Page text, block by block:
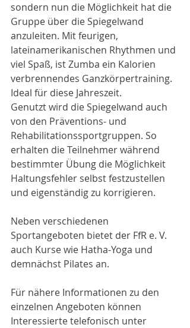
sondern nun die Möglichkeit hat die
Gruppe über die Spiegelwand
anzuleiten. Mit feurigen,
lateinamerikanischen Rhythmen und
viel Spaß, ist Zumba ein Kalorien
verbrennendes Ganzkörpertraining.
Ideal für diese Jahreszeit.
Genutzt wird die Spiegelwand auch
von den Präventions- und
Rehabilitationssportgruppen. So
erhalten die Teilnehmer während
bestimmter Übung die Möglichkeit
Haltungsfehler selbst festzustellen
und eigenständig zu korrigieren.
Neben verschiedenen
Sportangeboten bietet der FfR e. V.
auch Kurse wie Hatha-Yoga und
demnächst Pilates an.
Für nähere Informationen zu den
einzelnen Angeboten können
Interessierte telefonisch unter